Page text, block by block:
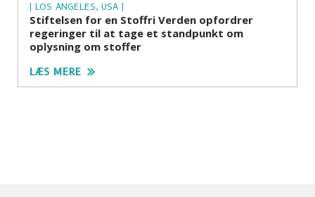
| LOS ANGELES, USA |
Stiftelsen for en Stoffri Verden opfordrer
regeringer til at tage et standpunkt om
oplysning om stoffer
LÆS MERE